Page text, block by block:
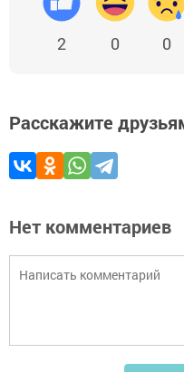
2 0 0
Расскажите
Нет комментариев